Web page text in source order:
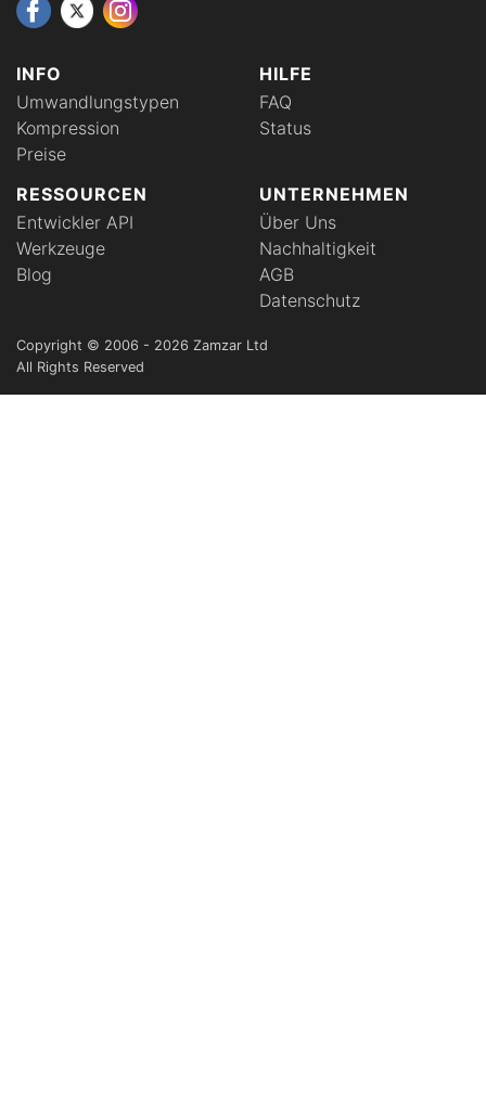
INFO
Umwandlungstypen
Kompression
Preise
HILFE
FAQ
Status
RESSOURCEN
Entwickler API
Werkzeuge
Blog
UNTERNEHMEN
Über Uns
Nachhaltigkeit
AGB
Datenschutz
Copyright © 2006 - 2026 Zamzar Ltd
All Rights Reserved